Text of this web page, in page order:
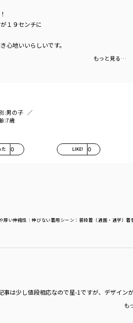
１９センチに
心地いいらしいです。
もっと見る…
:男の子
:7歳
た 0 LIKE! 0
厚い伸縮性 ：伸びない着用シーン ：普段着（通園・通学）着
事は少し値段相応なので星-1ですが、デザイ
も
ソール
原因ともなる浮き指
く開くことで、履かせやすい！
裏側に名前が書けるのは、
して は嬉しいポイント！
縫い止めされていることで、
くときに内側に入り込まず上手に履けます
5161-781